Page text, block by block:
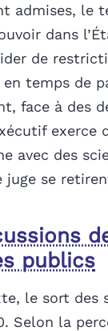
admises, le
dans
de
temps de
face à des
exerce
avec des
juge se
publics
le sort des
Selon la